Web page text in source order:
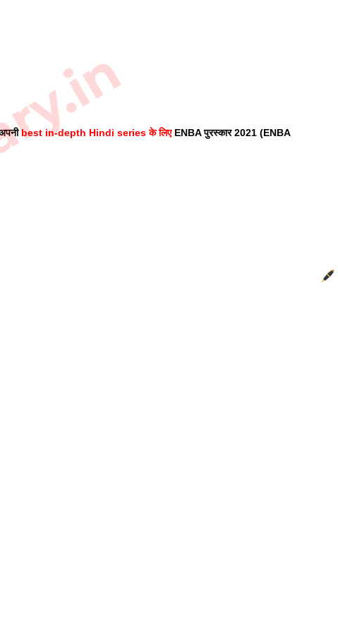
best in-depth Hindi series के लिए ENBA पुरस्कार 2021 (ENBA